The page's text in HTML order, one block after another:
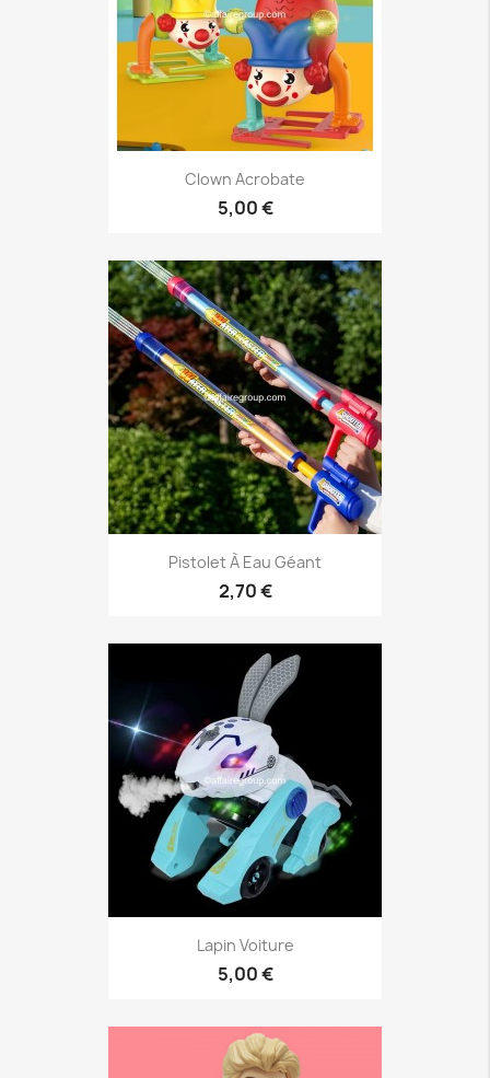
Clown Acrobate
5,00 €
Pistolet À Eau Géant
2,70 €
Lapin Voiture
5,00 €